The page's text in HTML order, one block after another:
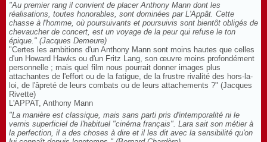
"Au premier rang il convient de placer Anthony Mann dont les
réalisations, toutes honorables, sont dominées par L'Appât. Cette
chasse à l'homme, où poursuivants et poursuivis sont bientôt obligés de
chevaucher de concert, est un voyage de la peur qui refuse le ton
épique." (Jacques Demeure)
"Certes les ambitions d'un Anthony Mann sont moins hautes que celles
d'un Howard Hawks ou d'un Fritz Lang, son œuvre moins profondément
personnelle ; mais quel film nous pourrait donner images plus
attachantes de l'effort ou de la fatigue, de la frustre rivalité des hors-la-
loi, de l'âpreté de leurs combats ou de leurs attachements ?" (Jacques
Rivette)
L'APPAT, Anthony Mann
"La manière est classique, mais sans parti pris d'intemporalité ni le
vernis superficiel de l'habituel "cinéma français". Lara sait son métier à
la perfection, il a des choses à dire et il les dit avec la sensibilité qu'on